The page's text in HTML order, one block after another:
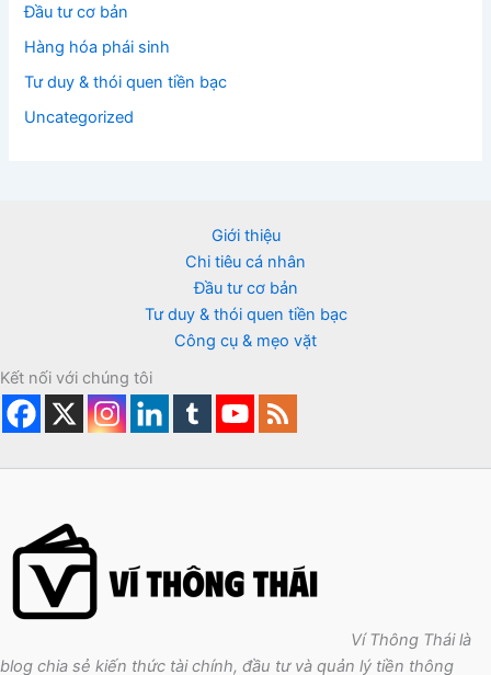
Đầu tư cơ bản
Hàng hóa phái sinh
Tư duy & thói quen tiền bạc
Uncategorized
Giới thiệu
Chi tiêu cá nhân
Đầu tư cơ bản
Tư duy & thói quen tiền bạc
Công cụ & mẹo vặt
Kết nối với chúng tôi
Ví Thông Thái là
blog chia sẻ kiến thức tài chính, đầu tư và quản lý tiền thông